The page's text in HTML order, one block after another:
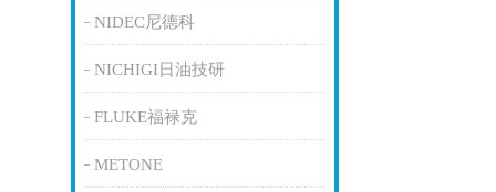
NIDEC尼德科
NICHIGI日油技研
FLUKE福禄克
METONE